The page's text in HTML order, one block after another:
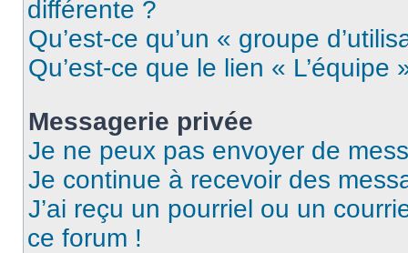
différente ?
Qu’est-ce qu’un « groupe
Qu’est-ce que le lien « L’équipe
Messagerie privée
Je ne peux pas envoyer de
Je continue à recevoir des
J’ai reçu un pourriel ou un
ce forum !